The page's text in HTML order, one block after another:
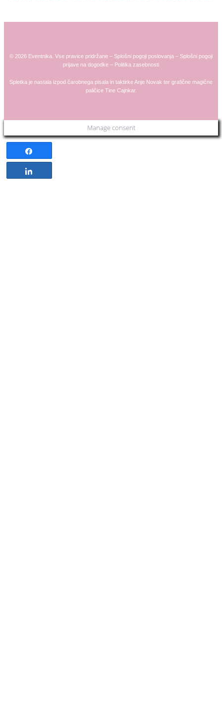
© 2026 Eventnika. Vse pravice pridržane – Splošni pogoji poslovanja – Splošni pogoji
prijave na dogodke – Politika zasebnosti
Spletka je nastala izpod čarobnega pisala in taktirkeAnje Novak ter grafične magične
paličice Tine Cajnkar.
Manage consent